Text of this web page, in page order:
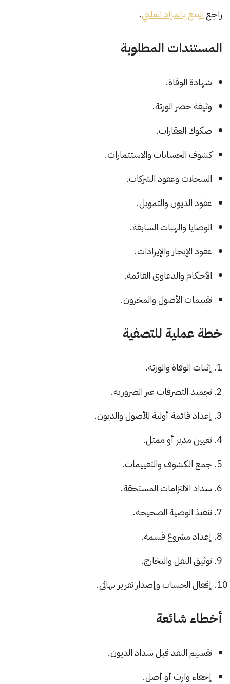
راجع البيع بالمزاد العلني.
المستندات المطلوبة
شهادة الوفاة.
وثيقة حصر الورثة.
صكوك العقارات.
كشوف الحسابات والاستثمارات.
السجلات وعقود الشركات.
عقود الديون والتمويل.
الوصايا والهبات السابقة.
عقود الإيجار والإيرادات.
الأحكام والدعاوى القائمة.
تقييمات الأصول والمخزون.
خطة عملية للتصفية
إثبات الوفاة والورثة.
تجميد التصرفات غير الضرورية.
إعداد قائمة أولية للأصول والديون.
تعيين مدير أو ممثل.
جمع الكشوف والتقييمات.
سداد الالتزامات المستحقة.
تنفيذ الوصية الصحيحة.
إعداد مشروع قسمة.
توثيق النقل والتخارج.
إقفال الحساب وإصدار تقرير نهائي.
أخطاء شائعة
تقسيم النقد قبل سداد الديون.
إخفاء وارث أو أصل.